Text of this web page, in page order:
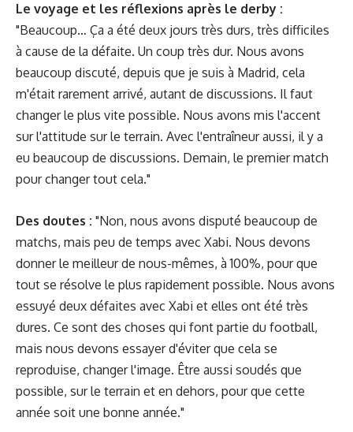
Le voyage et les réflexions après le derby :
"Beaucoup… Ça a été deux jours très durs, très difficiles
à cause de la défaite. Un coup très dur. Nous avons
beaucoup discuté, depuis que je suis à Madrid, cela
m'était rarement arrivé, autant de discussions. Il faut
changer le plus vite possible. Nous avons mis l'accent
sur l'attitude sur le terrain. Avec l'entraîneur aussi, il y a
eu beaucoup de discussions. Demain, le premier match
pour changer tout cela."
Des doutes : "Non, nous avons disputé beaucoup de
matchs, mais peu de temps avec Xabi. Nous devons
donner le meilleur de nous-mêmes, à 100%, pour que
tout se résolve le plus rapidement possible. Nous avons
essuyé deux défaites avec Xabi et elles ont été très
dures. Ce sont des choses qui font partie du football,
mais nous devons essayer d'éviter que cela se
reproduise, changer l'image. Être aussi soudés que
possible, sur le terrain et en dehors, pour que cette
année soit une bonne année."